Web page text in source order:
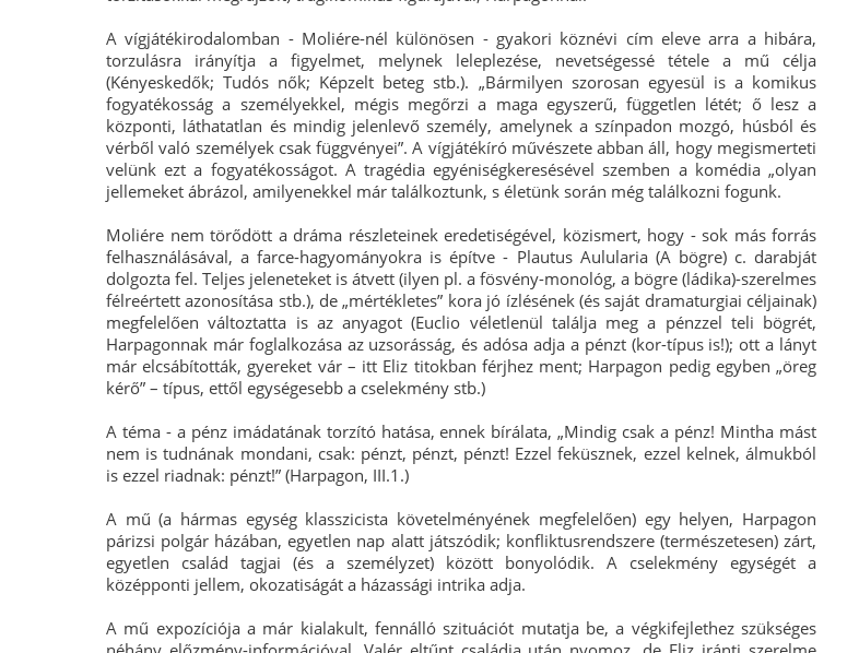
A vígjátékirodalomban - Moliére-nél különösen - gyakori köznévi cím eleve arra a hibára,
torzulásra irányítja a figyelmet, melynek leleplezése, nevetségessé tétele a mű célja
(Kényeskedők; Tudós nők; Képzelt beteg stb.). „Bármilyen szorosan egyesül is a komikus
fogyatékosság a személyekkel, mégis megőrzi a maga egyszerű, független létét; ő lesz a
központi, láthatatlan és mindig jelenlevő személy, amelynek a színpadon mozgó, húsból és
vérből való személyek csak függvényei”. A vígjátékíró művészete abban áll, hogy megismerteti
velünk ezt a fogyatékosságot. A tragédia egyéniségkeresésével szemben a komédia „olyan
jellemeket ábrázol, amilyenekkel már találkoztunk, s életünk során még találkozni fogunk.
Moliére nem törődött a dráma részleteinek eredetiségével, közismert, hogy - sok más forrás
felhasználásával, a farce-hagyományokra is építve - Plautus Aulularia (A bögre) c. darabját
dolgozta fel. Teljes jeleneteket is átvett (ilyen pl. a fösvény-monológ, a bögre (ládika)-szerelmes
félreértett azonosítása stb.), de „mértékletes” kora jó ízlésének (és saját dramaturgiai céljainak)
megfelelően változtatta is az anyagot (Euclio véletlenül találja meg a pénzzel teli bögrét,
Harpagonnak már foglalkozása az uzsorásság, és adósa adja a pénzt (kor-típus is!); ott a lányt
már elcsábították, gyereket vár – itt Eliz titokban férjhez ment; Harpagon pedig egyben „öreg
kérő” – típus, ettől egységesebb a cselekmény stb.)
A téma - a pénz imádatának torzító hatása, ennek bírálata, „Mindig csak a pénz! Mintha mást
nem is tudnának mondani, csak: pénzt, pénzt, pénzt! Ezzel feküsznek, ezzel kelnek, álmukból
is ezzel riadnak: pénzt!” (Harpagon, III.1.)
A mű (a hármas egység klasszicista követelményének megfelelően) egy helyen, Harpagon
párizsi polgár házában, egyetlen nap alatt játszódik; konfliktusrendszere (természetesen) zárt,
egyetlen család tagjai (és a személyzet) között bonyolódik. A cselekmény egységét a
középponti jellem, okozatiságát a házassági intrika adja.
A mű expozíciója a már kialakult, fennálló szituációt mutatja be, a végkifejlethez szükséges